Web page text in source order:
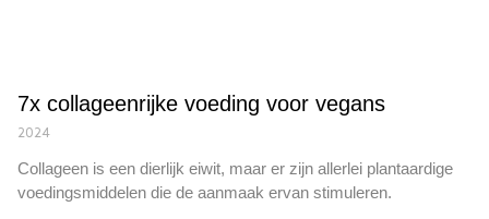
7x collageenrijke voeding voor vegans
2024
Collageen is een dierlijk eiwit, maar er zijn allerlei plantaardige
voedingsmiddelen die de aanmaak ervan stimuleren.